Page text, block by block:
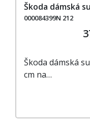
Škoda dámská
000084399N 212
Škoda dámská
cm na…